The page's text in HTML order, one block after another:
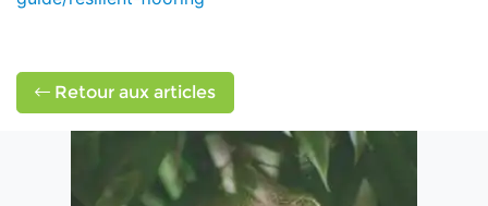
Retour aux articles